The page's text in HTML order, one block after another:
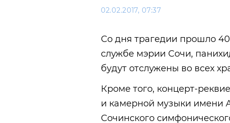
02.02.2017, 07:37
Со дня трагедии прошло
службе мэрии Сочи,
будут отслужены во всех
Кроме того, концерт-
и камерной музыки имени
Сочинского